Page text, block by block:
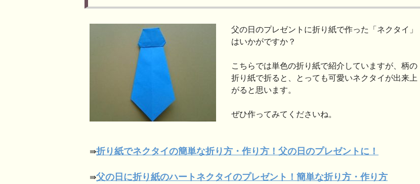
父の日のプレゼントに折り紙で作った「ネクタイ」
はいかがですか？
こちらでは単色の折り紙で紹介していますが、柄の
折り紙で折ると、とっても可愛いネクタイが出来上
がると思います。
ぜひ作ってみてくださいね。
⇛折り紙でネクタイの簡単な折り方・作り方！父の日のプレゼントに！
⇛父の日に折り紙のハートネクタイのプレゼン ト！簡単な折り方・作り方